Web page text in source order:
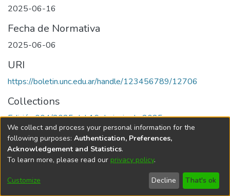
2025-06-16
Fecha de Normativa
2025-06-06
URI
https://boletin.unc.edu.ar/handle/123456789/12706
Collections
Edición 004/2025 del 16 de junio de 2025
Universidad Nacional de Córdoba
We collect and process your personal information for the
following purposes: Authentication, Preferences,
Acknowledgement and Statistics.
To learn more, please read our privacy policy.
Customize Decline That's ok